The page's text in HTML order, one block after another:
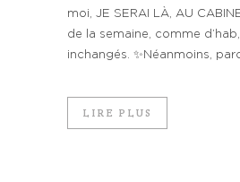
moi, JE SERAI LÀ, AU
de la semaine, comme
inchangés. ✨Néanmoins,
LIRE PLUS